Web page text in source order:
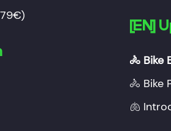
[EN]
🚴 Bike
🚴 Bike
🫁